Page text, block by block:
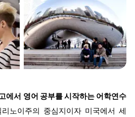
에서 영어 공부를 시작하는 어학연수
노이주의 중심지이자 미국에서 세